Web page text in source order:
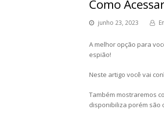
Como
junho 23, 2023
A melhor opção para
espião!
Neste artigo você vai
Também mostraremos
disponibiliza porém são